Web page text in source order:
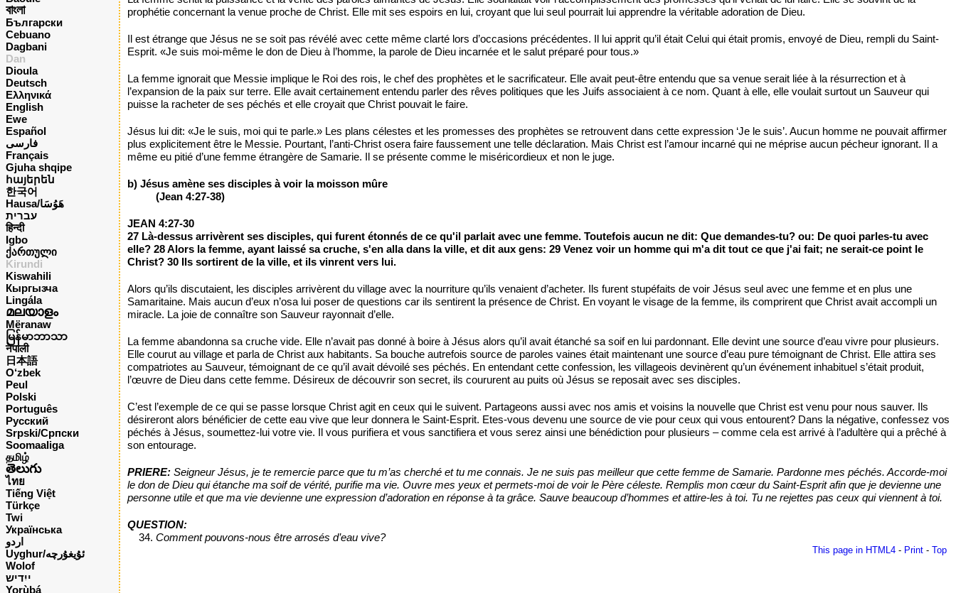
বাংলা
Български
Cebuano
Dagbani
Dan
Dioula
Deutsch
Ελληνικά
English
Ewe
Español
فارسی
Français
Gjuha shqipe
հայերեն
한국어
Hausa/هَوُسَا
עברית
हिन्दी
Igbo
ქართული
Kirundi
Kiswahili
Кыргызча
Lingála
മലയാളം
Mëranaw
မြန်မာဘာသာ
नेपाली
日本語
O‘zbek
Peul
Polski
Português
Русский
Srpski/Српски
Soomaaliga
தமிழ்
తెలుగు
ไทย
Tiếng Việt
Türkçe
Twi
Українська
اردو
Uyghur/ئۇيغۇرچه
Wolof
ייִדיש
Yorùbá
prophétie concernant la venue proche de Christ. Elle mit ses espoirs en lui, croyant que lui seul pourrait lui apprendre la véritable adoration de Dieu.
Il est étrange que Jésus ne se soit pas révélé avec cette même clarté lors d’occasions précédentes. Il lui apprit qu’il était Celui qui était promis, envoyé de Dieu, rempli du Saint-
Esprit. «Je suis moi-même le don de Dieu à l’homme, la parole de Dieu incarnée et le salut préparé pour tous.»
La femme ignorait que Messie implique le Roi des rois, le chef des prophètes et le sacrificateur. Elle avait peut-être entendu que sa venue serait liée à la résurrection et à
l’expansion de la paix sur terre. Elle avait certainement entendu parler des rêves politiques que les Juifs associaient à ce nom. Quant à elle, elle voulait surtout un Sauveur qui
puisse la racheter de ses péchés et elle croyait que Christ pouvait le faire.
Jésus lui dit: «Je le suis, moi qui te parle.» Les plans célestes et les promesses des prophètes se retrouvent dans cette expression ‘Je le suis’. Aucun homme ne pouvait affirmer
plus explicitement être le Messie. Pourtant, l’anti-Christ osera faire faussement une telle déclaration. Mais Christ est l’amour incarné qui ne méprise aucun pécheur ignorant. Il a
même eu pitié d’une femme étrangère de Samarie. Il se présente comme le miséricordieux et non le juge.
b) Jésus amène ses disciples à voir la moisson mûre
(Jean 4:27-38)
JEAN 4:27-30
27 Là-dessus arrivèrent ses disciples, qui furent étonnés de ce qu'il parlait avec une femme. Toutefois aucun ne dit: Que demandes-tu? ou: De quoi parles-tu avec
elle? 28 Alors la femme, ayant laissé sa cruche, s'en alla dans la ville, et dit aux gens: 29 Venez voir un homme qui m'a dit tout ce que j'ai fait; ne serait-ce point le
Christ? 30 Ils sortirent de la ville, et ils vinrent vers lui.
Alors qu’ils discutaient, les disciples arrivèrent du village avec la nourriture qu’ils venaient d’acheter. Ils furent stupéfaits de voir Jésus seul avec une femme et en plus une
Samaritaine. Mais aucun d’eux n’osa lui poser de questions car ils sentirent la présence de Christ. En voyant le visage de la femme, ils comprirent que Christ avait accompli un
miracle. La joie de connaître son Sauveur rayonnait d’elle.
La femme abandonna sa cruche vide. Elle n’avait pas donné à boire à Jésus alors qu’il avait étanché sa soif en lui pardonnant. Elle devint une source d’eau vivre pour plusieurs.
Elle courut au village et parla de Christ aux habitants. Sa bouche autrefois source de paroles vaines était maintenant une source d’eau pure témoignant de Christ. Elle attira ses
compatriotes au Sauveur, témoignant de ce qu’il avait dévoilé ses péchés. En entendant cette confession, les villageois devinèrent qu’un événement inhabituel s’était produit,
l’œuvre de Dieu dans cette femme. Désireux de découvrir son secret, ils coururent au puits où Jésus se reposait avec ses disciples.
C’est l’exemple de ce qui se passe lorsque Christ agit en ceux qui le suivent. Partageons aussi avec nos amis et voisins la nouvelle que Christ est venu pour nous sauver. Ils
désireront alors bénéficier de cette eau vive que leur donnera le Saint-Esprit. Etes-vous devenu une source de vie pour ceux qui vous entourent? Dans la négative, confessez vos
péchés à Jésus, soumettez-lui votre vie. Il vous purifiera et vous sanctifiera et vous serez ainsi une bénédiction pour plusieurs – comme cela est arrivé à l’adultère qui a prêché à
son entourage.
PRIERE: Seigneur Jésus, je te remercie parce que tu m’as cherché et tu me connais. Je ne suis pas meilleur que cette femme de Samarie. Pardonne mes péchés. Accorde-moi
le don de Dieu qui étanche ma soif de vérité, purifie ma vie. Ouvre mes yeux et permets-moi de voir le Père céleste. Remplis mon cœur du Saint-Esprit afin que je devienne une
personne utile et que ma vie devienne une expression d’adoration en réponse à ta grâce. Sauve beaucoup d’hommes et attire-les à toi. Tu ne rejettes pas ceux qui viennent à toi.
QUESTION:
Comment pouvons-nous être arrosés d’eau vive?
This page in HTML4 - Print - Top